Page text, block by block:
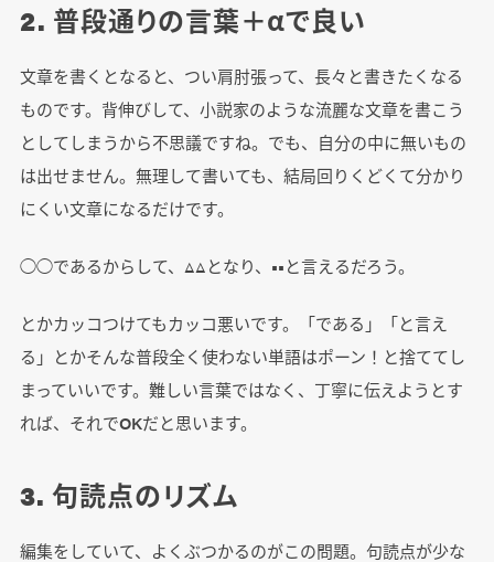
2. 普段通りの言葉＋αで良い
文章を書くとなると、つい肩肘張って、長々と書きたくなる
ものです。背伸びして、小説家のような流麗な文章を書こう
としてしまうから不思議ですね。でも、自分の中に無いもの
は出せません。無理して書いても、結局回りくどくて分かり
にくい文章になるだけです。
◯◯であるからして、△△となり、■■と言えるだろう。
とかカッコつけてもカッコ悪いです。「である」「と言え
る」とかそんな普段全く使わない単語はポーン！と捨ててし
まっていいです。難しい言葉ではなく、丁寧に伝えようとす
れば、それでOKだと思います。
3. 句読点のリズム
編集をしていて、よくぶつかるのがこの問題。句読点が少な